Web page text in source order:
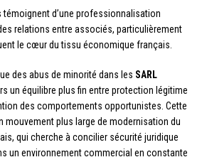
témoignent d’une professionnalisation
relations entre associés, particulièrement
le cœur du tissu économique français.
des abus de minorité dans les SARL
un équilibre plus fin entre protection légitime
des comportements opportunistes. Cette
mouvement plus large de modernisation du
qui cherche à concilier sécurité juridique
un environnement commercial en constante